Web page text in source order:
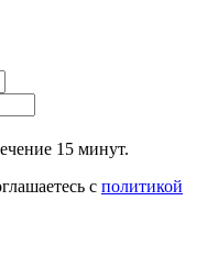
15 минут.
с политикой